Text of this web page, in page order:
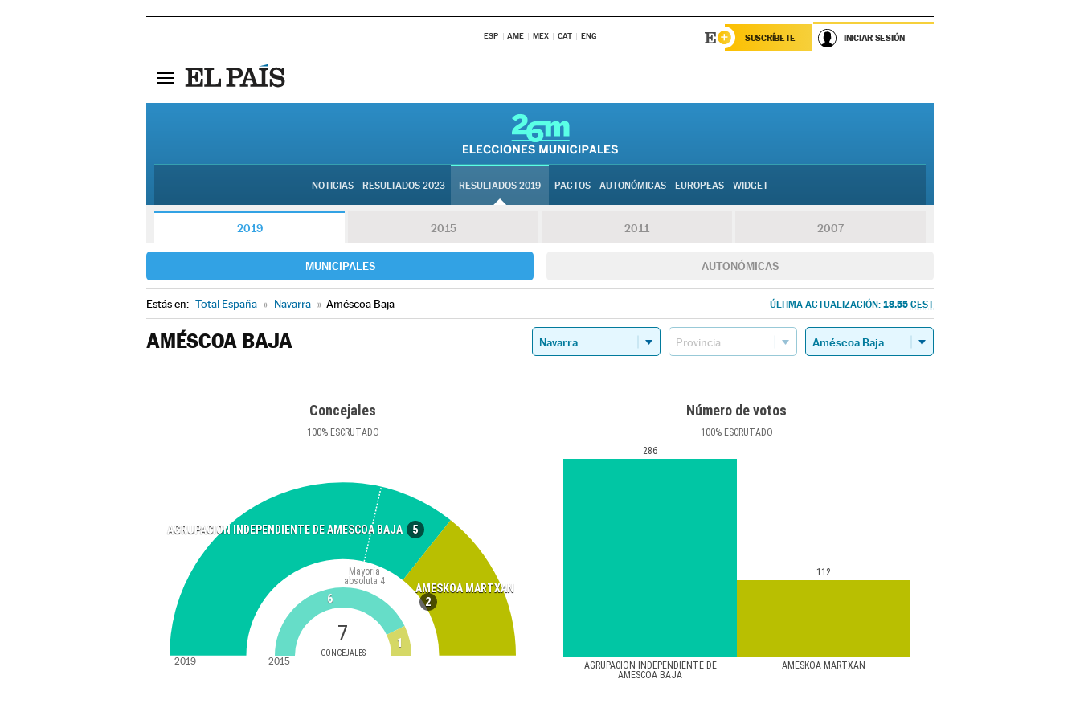
ESP AME MEX CAT ENG SUSCRÍBETE INICIAR SESIÓN
NOTICIAS RESULTADOS 2023 RESULTADOS 2019 PACTOS AUTONÓMICAS EUROPEAS WIDGET
2019 2015 2011 2007
MUNICIPALES AUTONÓMICAS
Estás en: Total España » Navarra » Améscoa Baja ÚLTIMA ACTUALIZACIÓN: 18.55 CEST
AMÉSCOA BAJA
Concejales
100%ESCRUTADO
AGRUPACION INDEPENDIENTE DE AMESCOA BAJA 5
AMESKOA MARTXAN
2
7
CONCEJALES
Mayoría
absoluta 4
6
1
2019 2015
Número de votos
100%ESCRUTADO
AGRUPACION INDEPENDIENTE DE
AMESCOA BAJA
AMESKOA MARTXAN
286
112